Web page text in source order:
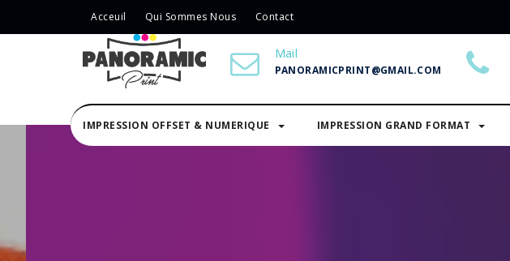
Acceuil Qui Sommes Nous Contact
Mail
PANORAMICPRINT@GMAIL.COM
IMPRESSION OFFSET & NUMERIQUE IMPRESSION GRAND FORMAT